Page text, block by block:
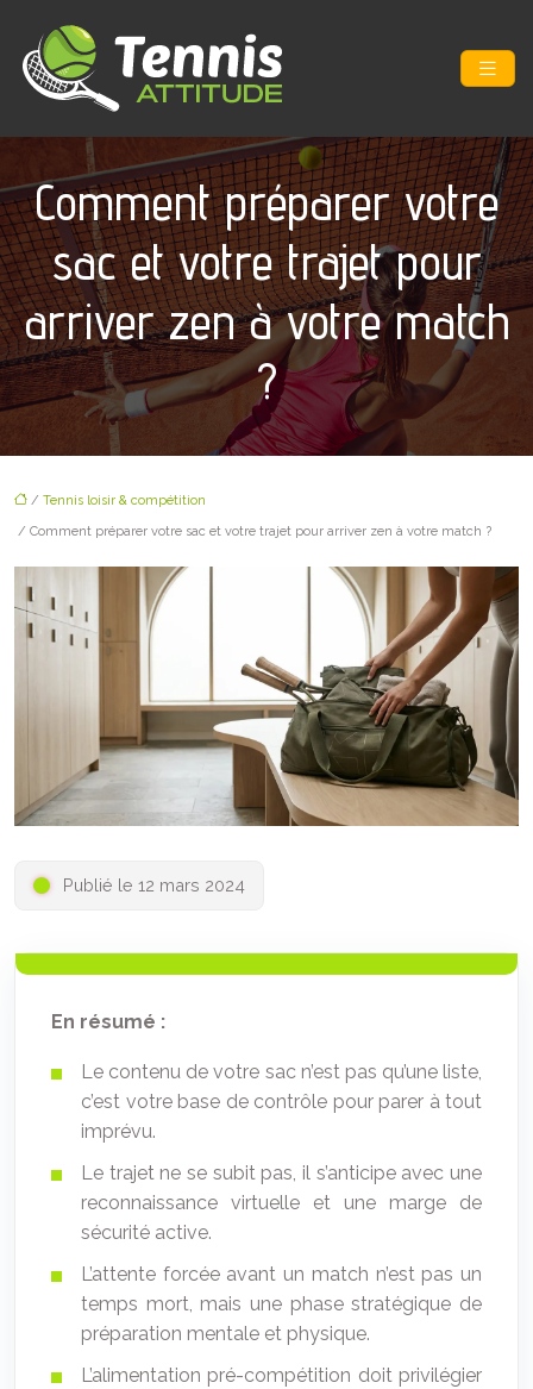
Comment préparer votre
sac et votre trajet pour
arriver zen à votre match
?
/ Tennis loisir & compétition
/ Comment préparer votre sac et votre trajet pour arriver zen à votre match ?
Publié le 12 mars 2024
En résumé :
Le contenu de votre sac n’est pas qu’une liste,
c’est votre base de contrôle pour parer à tout
imprévu.
Le trajet ne se subit pas, il s’anticipe avec une
reconnaissance virtuelle et une marge de
sécurité active.
L’attente forcée avant un match n’est pas un
temps mort, mais une phase stratégique de
préparation mentale et physique.
L’alimentation pré-compétition doit privilégier